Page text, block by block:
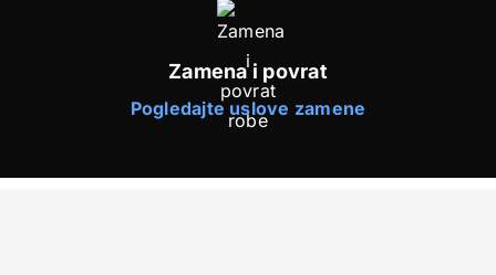
Zamena i povrat
Pogledajte uslove zamene